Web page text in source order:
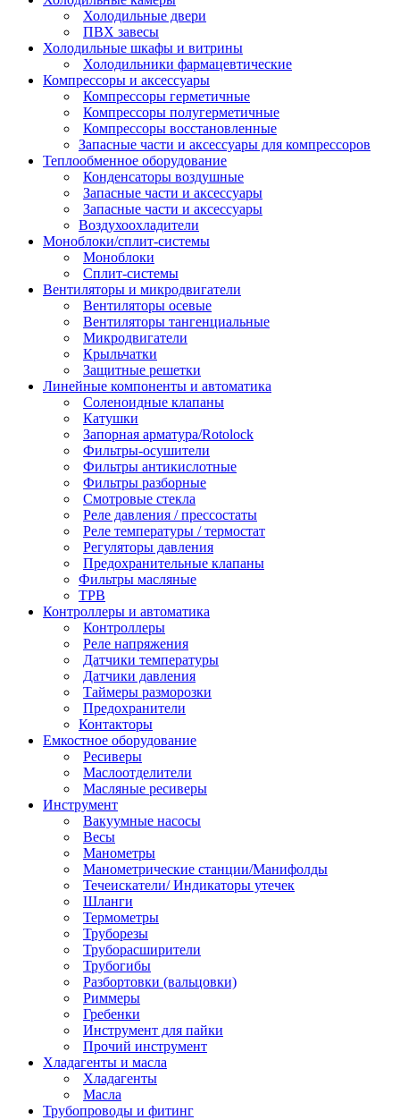
Холодильные двери
ПВХ завесы
Холодильные шкафы и витрины
Холодильники фармацевтические
Компрессоры и аксессуары
Компрессоры герметичные
Компрессоры полугерметичные
Компрессоры восстановленные
Запасные части и аксессуары для компрессоров
Теплообменное оборудование
Конденсаторы воздушные
Запасные части и аксессуары
Запасные части и аксессуары
Воздухоохладители
Моноблоки/сплит-системы
Моноблоки
Сплит-системы
Вентиляторы и микродвигатели
Вентиляторы осевые
Вентиляторы тангенциальные
Микродвигатели
Крыльчатки
Защитные решетки
Линейные компоненты и автоматика
Соленоидные клапаны
Катушки
Запорная арматура/Rotolock
Фильтры-осушители
Фильтры антикислотные
Фильтры разборные
Смотровые стекла
Реле давления / прессостаты
Реле температуры / термостат
Регуляторы давления
Предохранительные клапаны
Фильтры масляные
ТРВ
Контроллеры и автоматика
Контроллеры
Реле напряжения
Датчики температуры
Датчики давления
Таймеры разморозки
Предохранители
Контакторы
Емкостное оборудование
Ресиверы
Маслоотделители
Масляные ресиверы
Инструмент
Вакуумные насосы
Весы
Манометры
Манометрические станции/Манифолды
Течеискатели/ Индикаторы утечек
Шланги
Термометры
Труборезы
Труборасширители
Трубогибы
Разбортовки (вальцовки)
Риммеры
Гребенки
Инструмент для пайки
Прочий инструмент
Хладагенты и масла
Хладагенты
Масла
Трубопроводы и фитинг